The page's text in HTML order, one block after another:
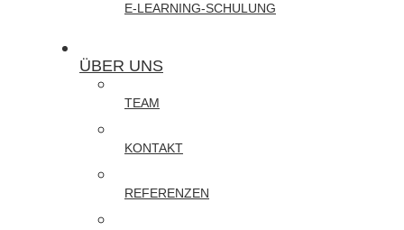
Präsenz-
Schulungen
DATENSCHUTZ
E-LEARNING-SCHULUNG
ÜBER UNS
TEAM
KONTAKT
REFERENZEN